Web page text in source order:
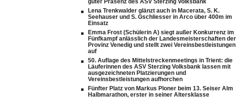
guter Präsenz des ASV Sterzing Volksbank
Lena Trenkwalder glänzt auch in Macerata, S. K.
Seehauser und S. Gschliesser in Arco über 400m im
Einsatz
Emma Frost (Schülerin A) siegt außer Konkurrenz im
Fünfkampf anlässlich der Landesmeisterschaften der
Provinz Venedig und stellt zwei Vereinsbestleistungen
auf
50. Auflage des Mittelstreckenmeetings in Trient: die
Läuferinnen des ASV Sterzing Volksbank lassen mit
ausgezeichneten Platzierungen und
Vereinsbestleistungen aufhorchen
Fünfter Platz von Markus Ploner beim 13. Seiser Alm
Halbmarathon, erster in seiner Altersklasse